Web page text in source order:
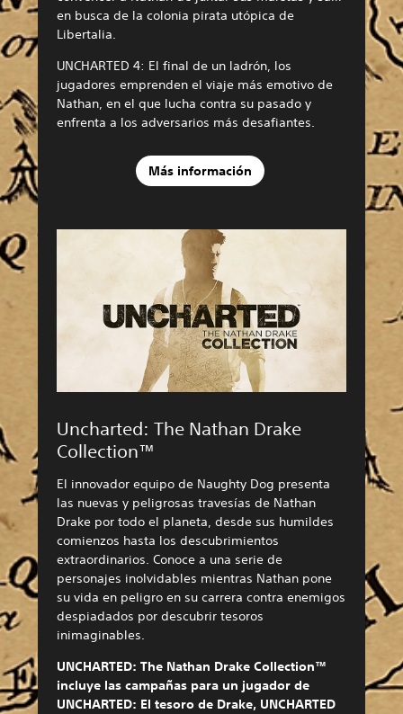
en busca de la colonia pirata utópica de
Libertalia.
UNCHARTED 4: El final de un ladrón, los
jugadores emprenden el viaje más emotivo de
Nathan, en el que lucha contra su pasado y
enfrenta a los adversarios más desafiantes.
Más información
Uncharted: The Nathan Drake
Collection™
El innovador equipo de Naughty Dog presenta
las nuevas y peligrosas travesías de Nathan
Drake por todo el planeta, desde sus humildes
comienzos hasta los descubrimientos
extraordinarios. Conoce a una serie de
personajes inolvidables mientras Nathan pone
su vida en peligro en su carrera contra enemigos
despiadados por descubrir tesoros
inimaginables.
UNCHARTED: The Nathan Drake Collection™
incluye las campañas para un jugador de
UNCHARTED: El tesoro de Drake, UNCHARTED